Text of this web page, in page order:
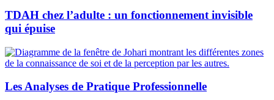
TDAH chez l’adulte : un fonctionnement invisible
qui épuise
Les Analyses de Pratique Professionnelle